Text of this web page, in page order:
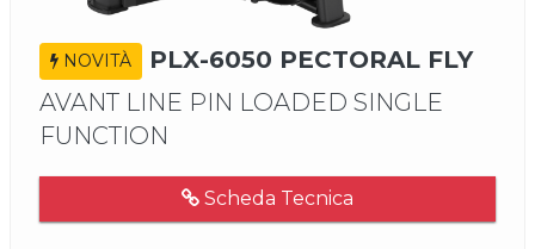
NOVITÀ
PLX-6050 PECTORAL FLY
AVANT LINE PIN LOADED SINGLE
FUNCTION
Scheda Tecnica